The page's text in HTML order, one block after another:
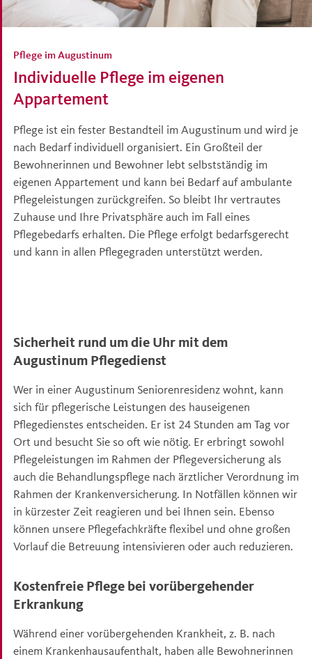
Individuelle Pflege im eigenen
Appartement
Pflege im Augustinum
Pflege ist ein fester Bestandteil im Augustinum und wird je
nach Bedarf individuell organisiert. Ein Großteil der
Bewohnerinnen und Bewohner lebt selbstständig im
eigenen Appartement und kann bei Bedarf auf ambulante
Pflegeleistungen zurückgreifen. So bleibt Ihr vertrautes
Zuhause und Ihre Privatsphäre auch im Fall eines
Pflegebedarfs erhalten. Die Pflege erfolgt bedarfsgerecht
und kann in allen Pflegegraden unterstützt werden.
Sicherheit rund um die Uhr mit dem
Augustinum Pflegedienst
Wer in einer Augustinum Seniorenresidenz wohnt, kann
sich für pflegerische Leistungen des hauseigenen
Pflegedienstes entscheiden. Er ist 24 Stunden am Tag vor
Ort und besucht Sie so oft wie nötig. Er erbringt sowohl
Pflegeleistungen im Rahmen der Pflegeversicherung als
auch die Behandlungspflege nach ärztlicher Verordnung im
Rahmen der Krankenversicherung. In Notfällen können wir
in kürzester Zeit reagieren und bei Ihnen sein. Ebenso
können unsere Pflegefachkräfte flexibel und ohne großen
Vorlauf die Betreuung intensivieren oder auch reduzieren.
Kostenfreie Pflege bei vorübergehender
Erkrankung
Während einer vorübergehenden Krankheit, z. B. nach
einem Krankenhausaufenthalt, haben alle Bewohnerinnen